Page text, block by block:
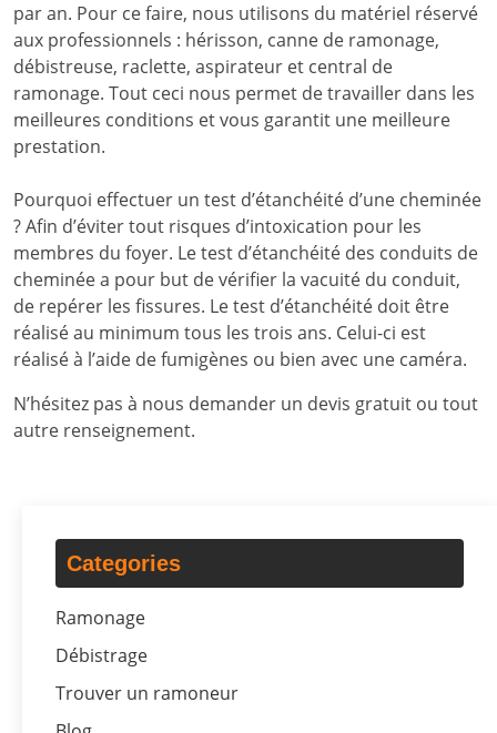
par an. Pour ce faire, nous utilisons du matériel réservé
aux professionnels : hérisson, canne de ramonage,
débistreuse, raclette, aspirateur et central de
ramonage. Tout ceci nous permet de travailler dans les
meilleures conditions et vous garantit une meilleure
prestation.
Pourquoi effectuer un test d’étanchéité d’une cheminée
? Afin d’éviter tout risques d’intoxication pour les
membres du foyer. Le test d’étanchéité des conduits de
cheminée a pour but de vérifier la vacuité du conduit,
de repérer les fissures. Le test d’étanchéité doit être
réalisé au minimum tous les trois ans. Celui-ci est
réalisé à l’aide de fumigènes ou bien avec une caméra.
N’hésitez pas à nous demander un devis gratuit ou tout
autre renseignement.
Categories
Ramonage
Débistrage
Trouver un ramoneur